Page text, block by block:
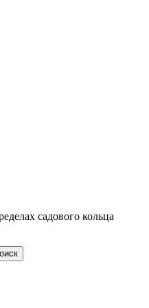
садового кольца